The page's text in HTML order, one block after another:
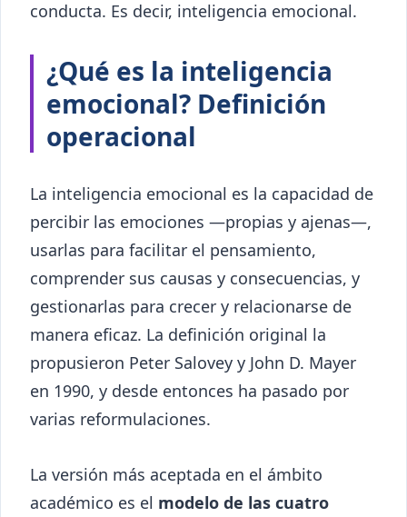
conducta. Es decir, inteligencia emocional.
¿Qué es la inteligencia
emocional? Definición
operacional
La inteligencia emocional es la capacidad de
percibir las emociones —propias y ajenas—,
usarlas para facilitar el pensamiento,
comprender sus causas y consecuencias, y
gestionarlas para crecer y relacionarse de
manera eficaz. La definición original la
propusieron Peter Salovey y John D. Mayer
en 1990, y desde entonces ha pasado por
varias reformulaciones.
La versión más aceptada en el ámbito
académico es el modelo de las cuatro